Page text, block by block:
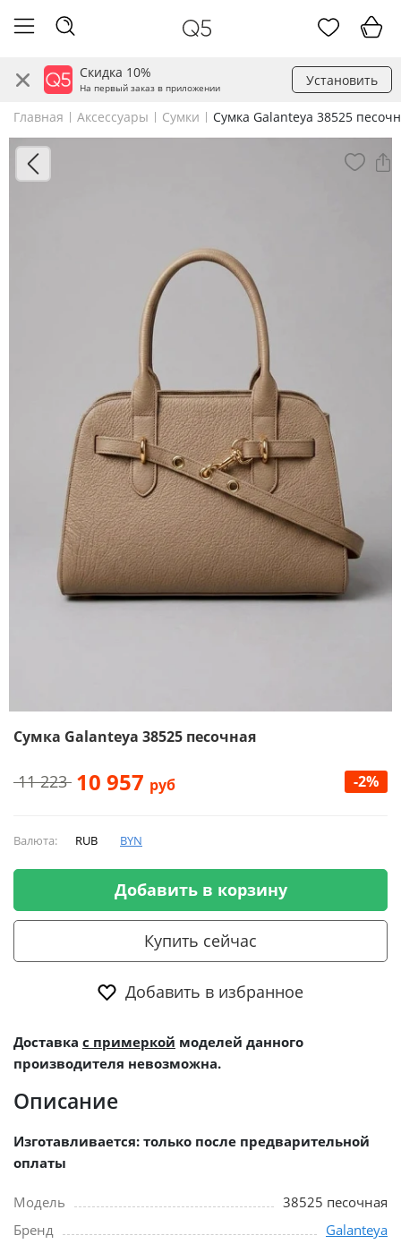
Скидка 10%
На первый заказ в приложении Установить
Главная Аксессуары Сумки Сумка Galanteya 38525
Сумка Galanteya 38525 песочная
11 223 10 957 руб -2%
Валюта: RUB BYN
Добавить в корзину
Купить сейчас
Добавить в избранное
Доставка с примеркой моделей данного
производителя невозможна.
Описание
Изготавливается: только после предварительной
оплаты
Модель
38525 песочная
Бренд
Galanteya